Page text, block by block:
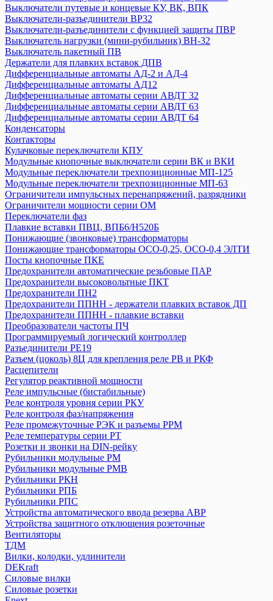
Ограничители перенапряжения ОПС1
Плавкие вставки
Преобразователи частот
Приставки выдержки времени
Приставки контактные ПКИ
Пускатели серии ПРК
Разъединители
Разъемы
Расцепители
Реле
Розетки и звонки на DIN-рейку
Таймер
УЗО ВД1-63
ТДМ
Авт. выключатели ВА-87
Авт. выключатели ВА-88,комплектующие
Авт. выключатели ВА-89, комплектующие
Авт. выключатели ВА 47-29
Авт. выключатели ВА 47-60
Авт. выключатели ВА 47-63
Авт. выключатели ВА 60-26
Авт.выключатели ВА 47-29Б
Автоматические выключатели АП50Б
Автоматические выключатели ВА 47-125
Автоматический выключатель ВА 47-100
Аппараты управления по времени (таймеры, реле времени)
Блоки автоматического ввода резерва БАВР
Выключатели дифференциальные (УЗО) ВД1-63
Выключатели дифференциальные ВД63 (электронные)
Выключатели кнопочные ВКН, КЕ
Выключатели нагрузки (рубильники) в корпусе ВНК
Выключатели путевые и концевые КУ, ВК, ВПК
Выключатели-разъединители ВР32
Выключатели-разъединители с функцией защиты ПВР
Выключатель нагрузки (мини-рубильник) ВН-32
Выключатель пакетный ПВ
Держатели для плавких вставок ДПВ
Дифференциальные автоматы АД-2 и АД-4
Дифференциальные автоматы АД12
Дифференциальные автоматы серии АВДТ 32
Дифференциальные автоматы серии АВДТ 63
Дифференциальные автоматы серии АВДТ 64
Конденсаторы
Контакторы
Кулачковые переключатели КПУ
Модульные кнопочные выключатели серии ВК и ВКИ
Выключатели путевые и концевые КУ, ВК, ВПК
Выключатели-разъединители ВР32
Выключатели-разъединители с функцией защиты ПВР
Выключатель нагрузки (мини-рубильник) ВН-32
Выключатель пакетный ПВ
Держатели для плавких вставок ДПВ
Дифференциальные автоматы АД-2 и АД-4
Дифференциальные автоматы АД12
Дифференциальные автоматы серии АВДТ 32
Дифференциальные автоматы серии АВДТ 63
Дифференциальные автоматы серии АВДТ 64
Конденсаторы
Контакторы
Кулачковые переключатели КПУ
Модульные кнопочные выключатели серии ВК и ВКИ
Модульные переключатели трехпозиционные МП-125
Модульные переключатели трехпозиционные МП-63
Ограничители импульсных перенапряжений, разрядники
Ограничители мощности серии ОМ
Переключатели фаз
Плавкие вставки ПВЦ, ВПБ6/H520Б
Понижающие (звонковые) трансформаторы
Понижающие трансформаторы ОСО-0,25, ОСО-0,4 ЭЛТИ
Посты кнопочные ПКЕ
Предохранители автоматические резьбовые ПАР
Предохранители высоковольтные ПКТ
Предохранители ПН2
Предохранители ППНН - держатели плавких вставок ДП
Предохранители ППНН - плавкие вставки
Преобразователи частоты ПЧ
Программируемый логический контроллер
Разъединители РЕ19
Разъем (цоколь) 8Ц для крепления реле РВ и РКФ
Расцепители
Регулятор реактивной мощности
Реле импульсные (бистабильные)
Реле контроля уровня серии РКУ
Реле контроля фаз/напряжения
Реле промежуточные РЭК и разъемы РРМ
Реле температуры серии РТ
Розетки и звонки на DIN-рейку
Рубильники модульные РМ
Рубильники модульные РМВ
Рубильники РКН
Рубильники РПБ
Рубильники РПС
Устройства автоматического ввода резерва АВР
Устройства защитного отклющения розеточные
Вентиляторы
ТДМ
Вилки, колодки, удлинители
DEKraft
Силовые вилки
Силовые розетки